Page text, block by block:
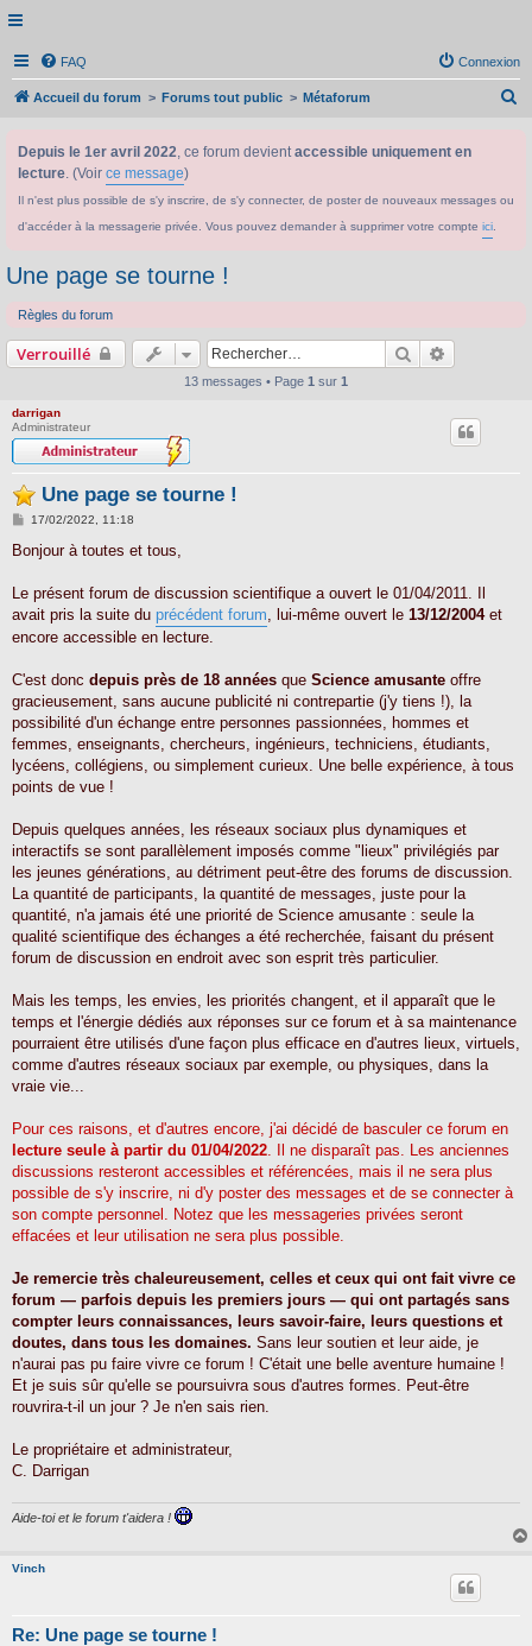
FAQ Connexion
Accueil du forum Forums tout public Métaforum
Depuis le 1er avril 2022, ce forum devientaccessible uniquement en
lecture. (Voir ce message)
Il n'est plus possible de s'y inscrire, de s'y connecter, de poster de nouveaux messages ou
d'accéder à la messagerie privée. Vous pouvez demander à supprimer votre compte ici
Une page se tourne !
Règles du forum
Verrouillé Rechercher
13 messages • Page 1 sur 1
darrigan
Administrateur
Une page se tourne !
M
s
g
17/02/2022, 11:18
Bonjour à toutes et tous,
Le présent forum de discussion scientifique a ouvert le 01/04/2011. Il
avait pris la suite du précédent forum , lui-même ouvert le 13/12/2004et
encore accessible en lecture.
C'est donc depuis près de 18 années que Science amusante offre
gracieusement, sans aucune publicité ni contrepartie (j'y tiens !), la
possibilité d'un échange entre personnes passionnées, hommes et
femmes, enseignants, chercheurs, ingénieurs, techniciens, étudiants,
lycéens, collégiens, ou simplement curieux. Une belle expérience, à tous
points de vue !
Depuis quelques années, les réseaux sociaux plus dynamiques et
interactifs se sont parallèlement imposés comme "lieux" privilégiés par
les jeunes générations, au détriment peut-être des forums de discussion.
La quantité de participants, la quantité de messages, juste pour la
quantité, n'a jamais été une priorité de Science amusante : seule la
qualité scientifique des échanges a été recherchée, faisant du présent
forum de discussion en endroit avec son esprit très particulier.
Mais les temps, les envies, les priorités changent, et il apparaît que le
temps et l'énergie dédiés aux réponses sur ce forum et à sa maintenance
pourraient être utilisés d'une façon plus efficace en d'autres lieux, virtuels,
comme d'autres réseaux sociaux par exemple, ou physiques, dans la
vraie vie...
Pour ces raisons, et d'autres encore, j'ai décidé de basculer ce forum en
lecture seule à partir du 01/04/2022 . Il ne disparaît pas. Les anciennes
discussions resteront accessibles et référencées, mais il ne sera plus
possible de s'y inscrire, ni d'y poster des messages et de se connecter à
son compte personnel. Notez que les messageries privées seront
effacées et leur utilisation ne sera plus possible.
Je remercie très chaleureusement, celles et ceux qui ont fait vivre ce
forum — parfois depuis les premiers jours — qui ont partagés sans
compter leurs connaissances, leurs savoir-faire, leurs questions et
doutes, dans tous les domaines. Sans leur soutien et leur aide, je
n'aurai pas pu faire vivre ce forum ! C'était une belle aventure humaine !
Et je suis sûr qu'elle se poursuivra sous d'autres formes. Peut-être
rouvrira-t-il un jour ? Je n'en sais rien.
Le propriétaire et administrateur,
C. Darrigan
Aide-toi et le forum t'aidera !
Vinch
Re: Une page se tourne !